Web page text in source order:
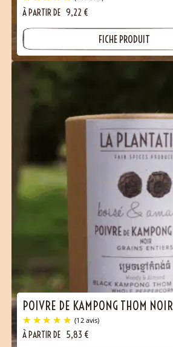
(107 avis)
À PARTIR DE 9,22 €
FICHE PRODUIT
POIVRE DE KAMPONG THOM NOIR
À PARTIR DE 5,83 €